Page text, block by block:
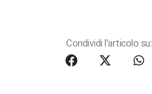
Condividi l'articolo su: